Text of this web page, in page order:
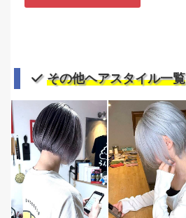
その他ヘアスタイル一覧